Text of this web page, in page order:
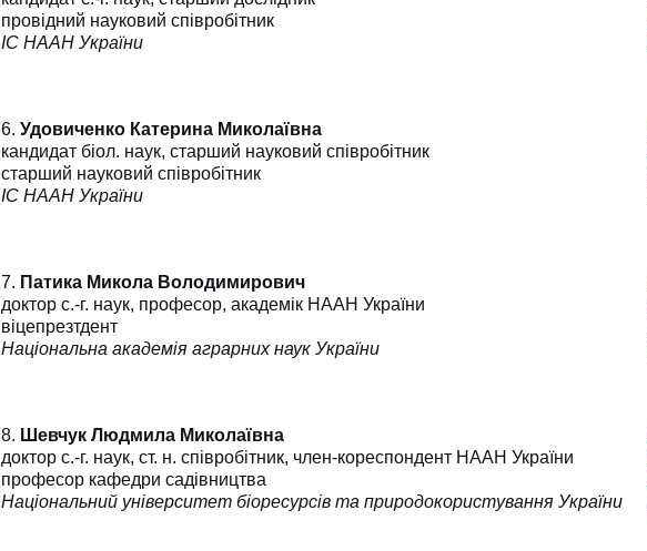
провідний науковий співробітник
ІС НААН України
6. Удовиченко Катерина Миколаївна
кандидат біол. наук, старший науковий співробітник
старший науковий співробітник
ІС НААН України
7. Патика Микола Володимирович
доктор с.-г. наук, професор, академік НААН України
віцепрезтдент
Національна академія аграрних наук України
8. Шевчук Людмила Миколаївна
доктор с.-г. наук, ст. н. співробітник, член-кореспондент НААН України
професор кафедри садівництва
Національний університет біоресурсів та природокористування України